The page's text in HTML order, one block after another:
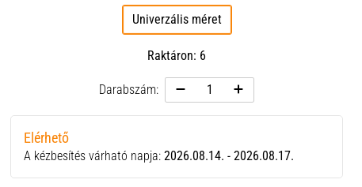
Univerzális méret
Raktáron: 6
Darabszám:
Elérhető
A kézbesítés várható napja: 2026.08.14. - 2026.08.17.